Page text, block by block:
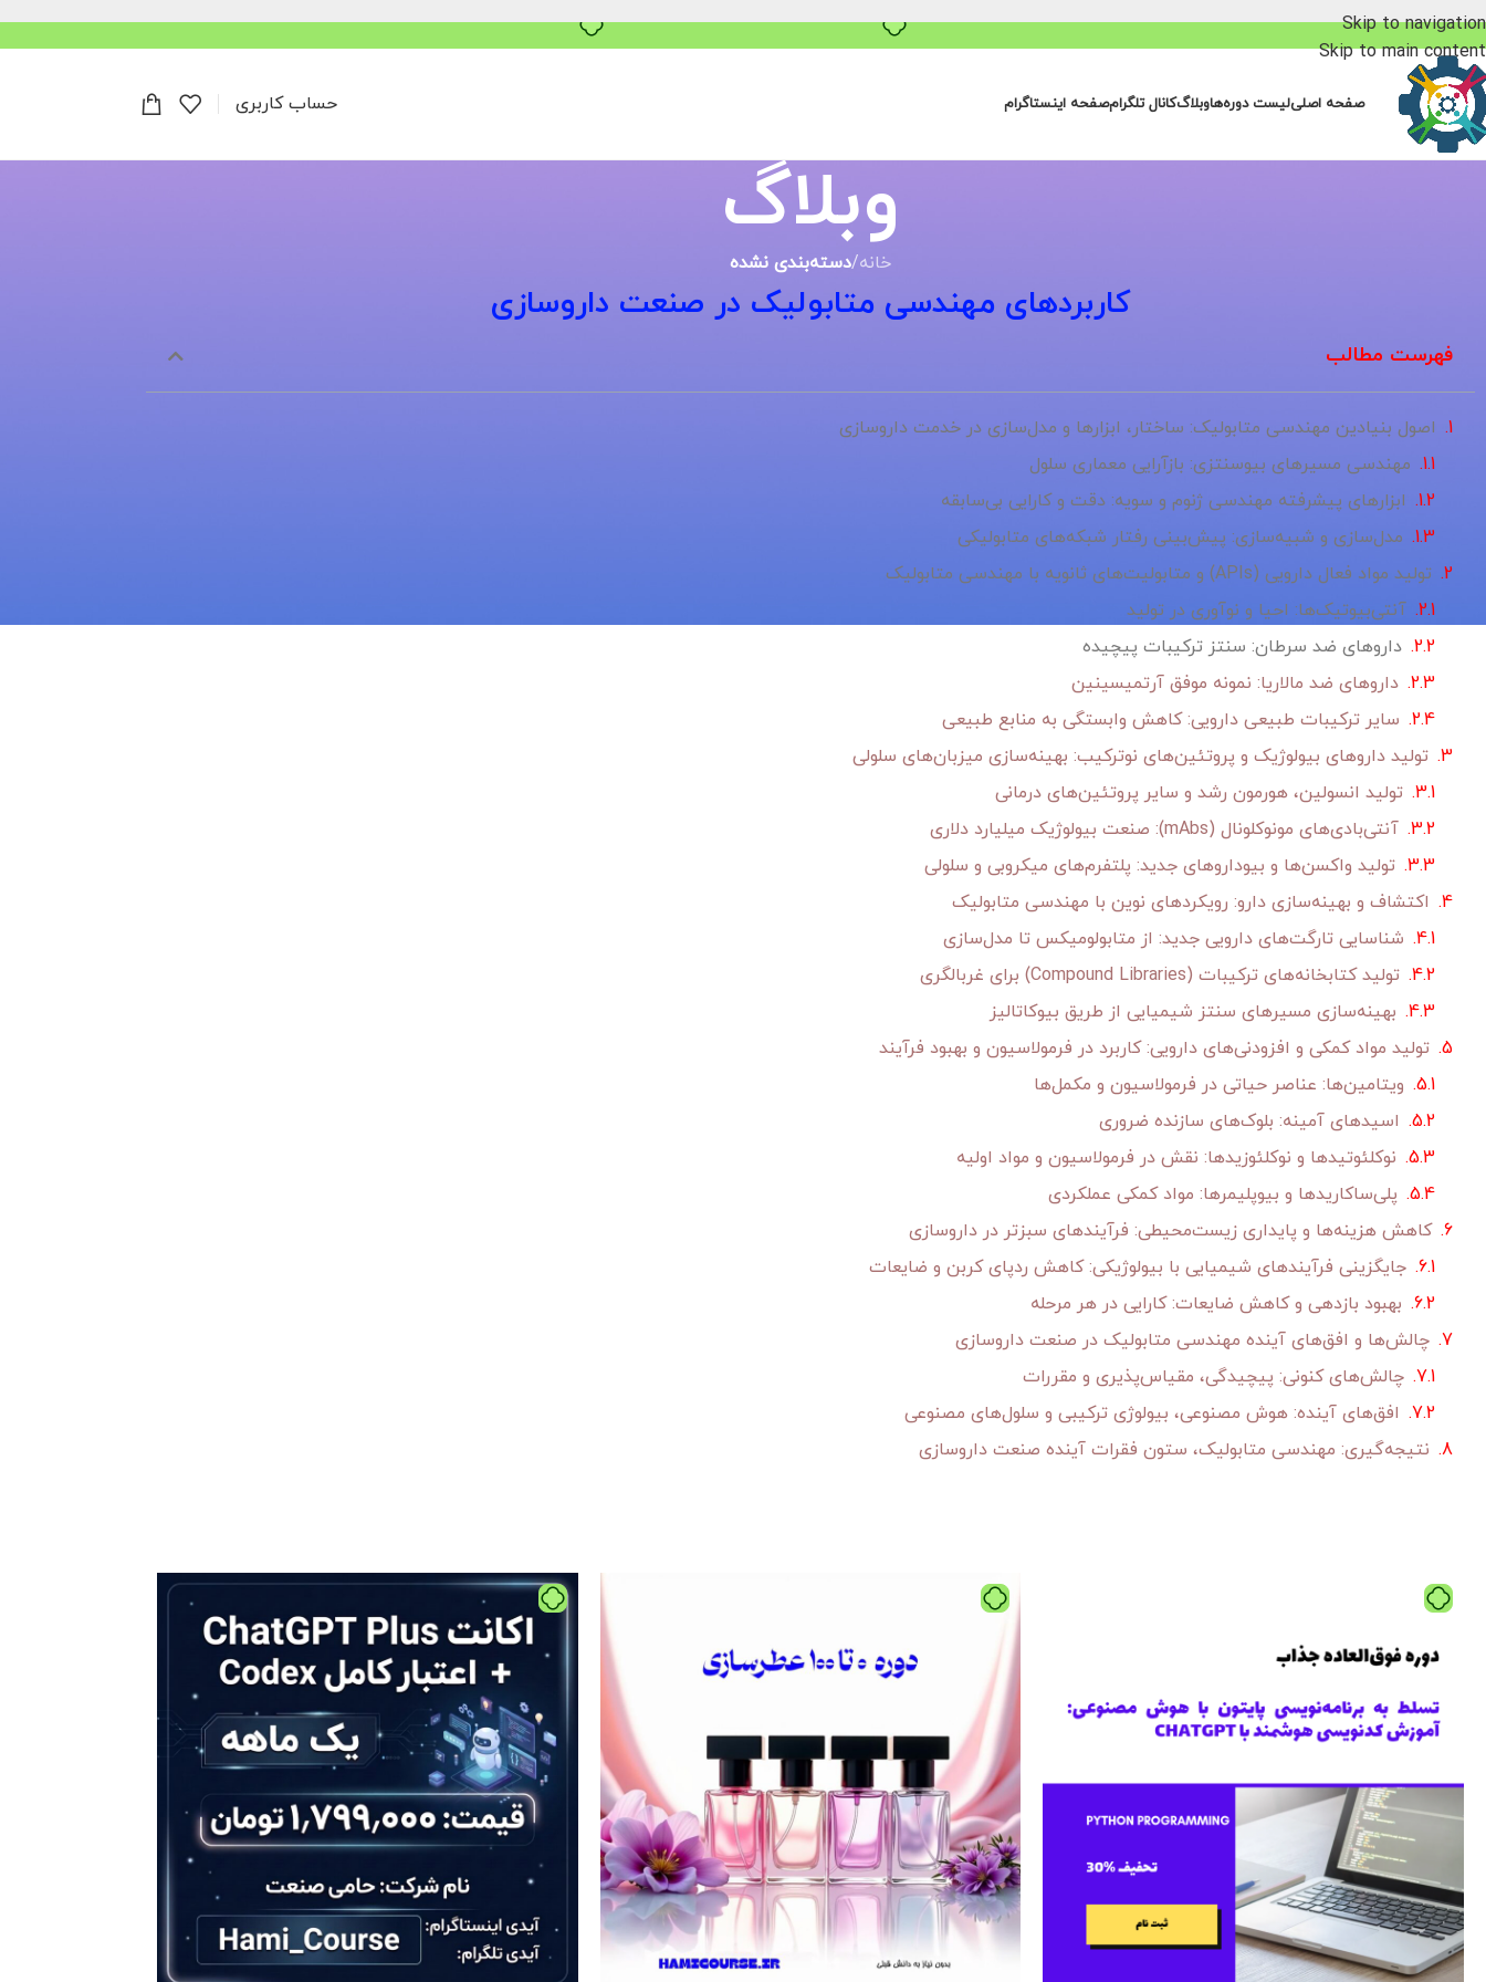
Skip to navigation
Skip to main content
صفحه اصلیلیست دوره‌هاوبلاگکانال تلگرامصفحه اینستاگرام حساب کاربری
وبلاگ
خانه/دسته‌بندی نشده
کاربردهای مهندسی متابولیک در صنعت داروسازی
فهرست مطالب
اصول بنیادین مهندسی متابولیک: ساختار، ابزارها و مدل‌سازی در خدمت داروسازی
مهندسی مسیرهای بیوسنتزی: بازآرایی معماری سلول
ابزارهای پیشرفته مهندسی ژنوم و سویه: دقت و کارایی بی‌سابقه
مدل‌سازی و شبیه‌سازی: پیش‌بینی رفتار شبکه‌های متابولیکی
تولید مواد فعال دارویی (APIs) و متابولیت‌های ثانویه با مهندسی متابولیک
آنتی‌بیوتیک‌ها: احیا و نوآوری در تولید
داروهای ضد سرطان: سنتز ترکیبات پیچیده
داروهای ضد مالاریا: نمونه موفق آرتمیسینین
سایر ترکیبات طبیعی دارویی: کاهش وابستگی به منابع طبیعی
تولید داروهای بیولوژیک و پروتئین‌های نوترکیب: بهینه‌سازی میزبان‌های سلولی
تولید انسولین، هورمون رشد و سایر پروتئین‌های درمانی
آنتی‌بادی‌های مونوکلونال (mAbs): صنعت بیولوژیک میلیارد دلاری
تولید واکسن‌ها و بیوداروهای جدید: پلتفرم‌های میکروبی و سلولی
اکتشاف و بهینه‌سازی دارو: رویکردهای نوین با مهندسی متابولیک
شناسایی تارگت‌های دارویی جدید: از متابولومیکس تا مدل‌سازی
تولید کتابخانه‌های ترکیبات (Compound Libraries) برای غربالگری
بهینه‌سازی مسیرهای سنتز شیمیایی از طریق بیوکاتالیز
تولید مواد کمکی و افزودنی‌های دارویی: کاربرد در فرمولاسیون و بهبود فرآیند
ویتامین‌ها: عناصر حیاتی در فرمولاسیون و مکمل‌ها
اسیدهای آمینه: بلوک‌های سازنده ضروری
نوکلئوتیدها و نوکلئوزیدها: نقش در فرمولاسیون و مواد اولیه
پلی‌ساکاریدها و بیوپلیمرها: مواد کمکی عملکردی
کاهش هزینه‌ها و پایداری زیست‌محیطی: فرآیندهای سبزتر در داروسازی
جایگزینی فرآیندهای شیمیایی با بیولوژیکی: کاهش ردپای کربن و ضایعات
بهبود بازدهی و کاهش ضایعات: کارایی در هر مرحله
چالش‌ها و افق‌های آینده مهندسی متابولیک در صنعت داروسازی
چالش‌های کنونی: پیچیدگی، مقیاس‌پذیری و مقررات
افق‌های آینده: هوش مصنوعی، بیولوژی ترکیبی و سلول‌های مصنوعی
نتیجه‌گیری: مهندسی متابولیک، ستون فقرات آینده صنعت داروسازی